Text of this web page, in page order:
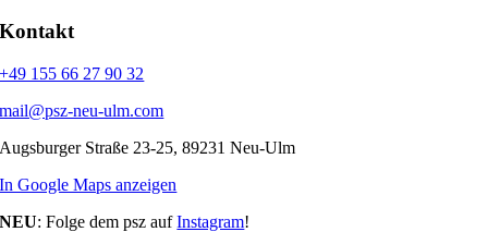
Kontakt
+49 155 66 27 90 32
mail@psz-neu-ulm.com
Augsburger Straße 23-25, 89231 Neu-Ulm
In Google Maps anzeigen
NEU: Folge dem psz aufInstagram!